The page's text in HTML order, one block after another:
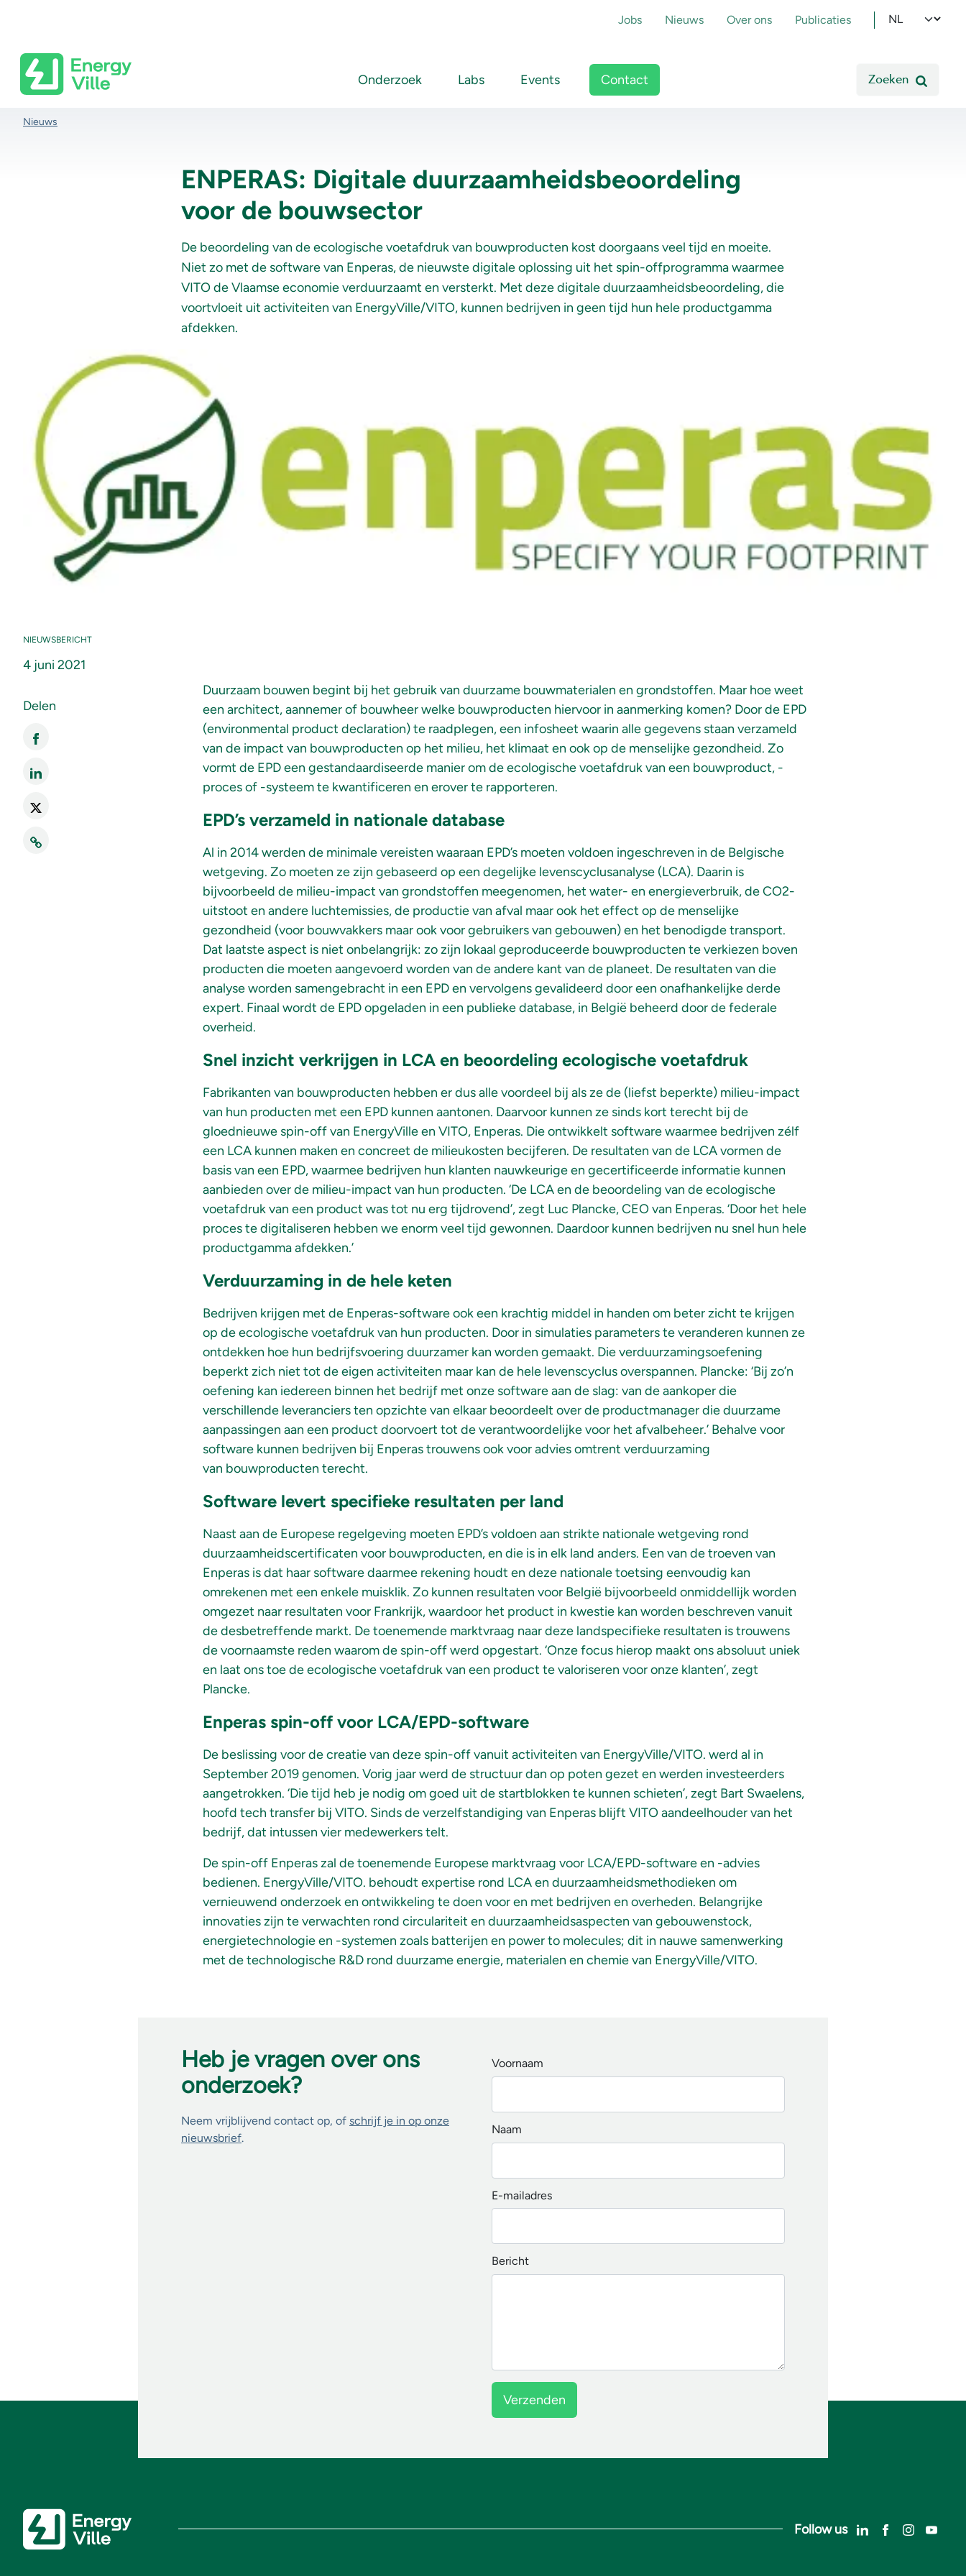
Topmenu
Jobs Nieuws Over ons Publicaties Select your
Onderzoek Labs Events Contact Zoeken
Kruimelpad
Nieuws
ENPERAS: Digitale duurzaamheidsbeoordeling
voor de bouwsector
De beoordeling van de ecologische voetafdruk van bouwproducten kost doorgaans veel tijd en moeite.
Niet zo met de software van Enperas, de nieuwste digitale oplossing uit het spin-offprogramma waarmee
VITO de Vlaamse economie verduurzaamt en versterkt. Met deze digitale duurzaamheidsbeoordeling, die
voortvloeit uit activiteiten van EnergyVille/VITO, kunnen bedrijven in geen tijd hun hele productgamma
afdekken.
NIEUWSBERICHT
4 juni 2021
Delen
Duurzaam bouwen begint bij het gebruik van duurzame bouwmaterialen en grondstoffen. Maar hoe weet
een architect, aannemer of bouwheer welke bouwproducten hiervoor in aanmerking komen? Door de EPD
(environmental product declaration) te raadplegen, een infosheet waarin alle gegevens staan verzameld
van de impact van bouwproducten op het milieu, het klimaat en ook op de menselijke gezondheid. Zo
vormt de EPD een gestandaardiseerde manier om de ecologische voetafdruk van een bouwproduct, -
proces of -systeem te kwantificeren en erover te rapporteren.
EPD’s verzameld in nationale database
Al in 2014 werden de minimale vereisten waaraan EPD’s moeten voldoen ingeschreven in de Belgische
wetgeving. Zo moeten ze zijn gebaseerd op een degelijke levenscyclusanalyse (LCA). Daarin is
bijvoorbeeld de milieu-impact van grondstoffen meegenomen, het water- en energieverbruik, de CO2-
uitstoot en andere luchtemissies, de productie van afval maar ook het effect op de menselijke
gezondheid (voor bouwvakkers maar ook voor gebruikers van gebouwen) en het benodigde transport.
Dat laatste aspect is niet onbelangrijk: zo zijn lokaal geproduceerde bouwproducten te verkiezen boven
producten die moeten aangevoerd worden van de andere kant van de planeet. De resultaten van die
analyse worden samengebracht in een EPD en vervolgens gevalideerd door een onafhankelijke derde
expert. Finaal wordt de EPD opgeladen in een publieke database, in België beheerd door de federale
overheid.
Snel inzicht verkrijgen in LCA en beoordeling ecologische voetafdruk
Fabrikanten van bouwproducten hebben er dus alle voordeel bij als ze de (liefst beperkte) milieu-impact
van hun producten met een EPD kunnen aantonen. Daarvoor kunnen ze sinds kort terecht bij de
gloednieuwe spin-off van EnergyVille en VITO, Enperas. Die ontwikkelt software waarmee bedrijven zélf
een LCA kunnen maken en concreet de milieukosten becijferen. De resultaten van de LCA vormen de
basis van een EPD, waarmee bedrijven hun klanten nauwkeurige en gecertificeerde informatie kunnen
aanbieden over de milieu-impact van hun producten. ‘De LCA en de beoordeling van de ecologische
voetafdruk van een product was tot nu erg tijdrovend’, zegt Luc Plancke, CEO van Enperas. ‘Door het hele
proces te digitaliseren hebben we enorm veel tijd gewonnen. Daardoor kunnen bedrijven nu snel hun hele
productgamma afdekken.’
Verduurzaming in de hele keten
Bedrijven krijgen met de Enperas-software ook een krachtig middel in handen om beter zicht te krijgen
op de ecologische voetafdruk van hun producten. Door in simulaties parameters te veranderen kunnen ze
ontdekken hoe hun bedrijfsvoering duurzamer kan worden gemaakt. Die verduurzamingsoefening
beperkt zich niet tot de eigen activiteiten maar kan de hele levenscyclus overspannen. Plancke: ‘Bij zo’n
oefening kan iedereen binnen het bedrijf met onze software aan de slag: van de aankoper die
verschillende leveranciers ten opzichte van elkaar beoordeelt over de productmanager die duurzame
aanpassingen aan een product doorvoert tot de verantwoordelijke voor het afvalbeheer.’ Behalve voor
software kunnen bedrijven bij Enperas trouwens ook voor advies omtrent verduurzaming
van bouwproducten terecht.
Software levert specifieke resultaten per land
Naast aan de Europese regelgeving moeten EPD’s voldoen aan strikte nationale wetgeving rond
duurzaamheidscertificaten voor bouwproducten, en die is in elk land anders. Een van de troeven van
Enperas is dat haar software daarmee rekening houdt en deze nationale toetsing eenvoudig kan
omrekenen met een enkele muisklik. Zo kunnen resultaten voor België bijvoorbeeld onmiddellijk worden
omgezet naar resultaten voor Frankrijk, waardoor het product in kwestie kan worden beschreven vanuit
de desbetreffende markt. De toenemende marktvraag naar deze landspecifieke resultaten is trouwens
de voornaamste reden waarom de spin-off werd opgestart. ‘Onze focus hierop maakt ons absoluut uniek
en laat ons toe de ecologische voetafdruk van een product te valoriseren voor onze klanten’, zegt
Plancke.
Enperas spin-off voor LCA/EPD-software
De beslissing voor de creatie van deze spin-off vanuit activiteiten van EnergyVille/VITO. werd al in
September 2019 genomen. Vorig jaar werd de structuur dan op poten gezet en werden investeerders
aangetrokken. ‘Die tijd heb je nodig om goed uit de startblokken te kunnen schieten’, zegt Bart Swaelens,
hoofd tech transfer bij VITO. Sinds de verzelfstandiging van Enperas blijft VITO aandeelhouder van het
bedrijf, dat intussen vier medewerkers telt.
De spin-off Enperas zal de toenemende Europese marktvraag voor LCA/EPD-software en -advies
bedienen. EnergyVille/VITO. behoudt expertise rond LCA en duurzaamheidsmethodieken om
vernieuwend onderzoek en ontwikkeling te doen voor en met bedrijven en overheden. Belangrijke
innovaties zijn te verwachten rond circulariteit en duurzaamheidsaspecten van gebouwenstock,
energietechnologie en -systemen zoals batterijen en power to molecules; dit in nauwe samenwerking
met de technologische R&D rond duurzame energie, materialen en chemie van EnergyVille/VITO.
Heb je vragen over ons
onderzoek?
Neem vrijblijvend contact op, of schrijf je in op onze
nieuwsbrief.
Voornaam
Naam
E-mailadres
Bericht
Follow us